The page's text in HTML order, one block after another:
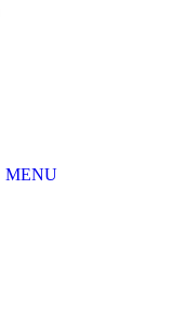
MENU